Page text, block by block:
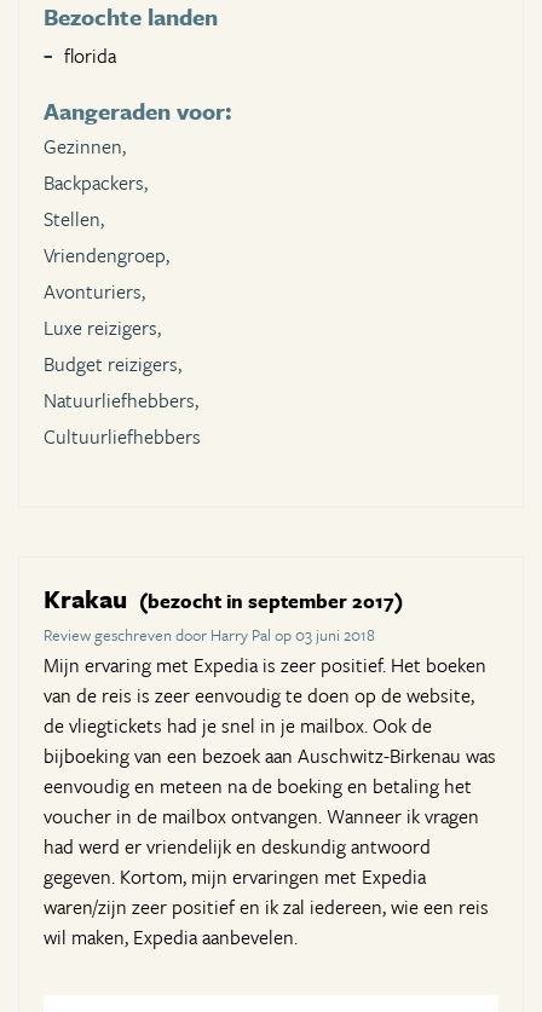
Bezochte landen
florida
Aangeraden voor:
Gezinnen,
Backpackers,
Stellen,
Vriendengroep,
Avonturiers,
Luxe reizigers,
Budget reizigers,
Natuurliefhebbers,
Cultuurliefhebbers
Krakau (bezocht in september 2017)
Review geschreven door Harry Pal op 03 juni 2018
Mijn ervaring met Expedia is zeer positief. Het boeken
van de reis is zeer eenvoudig te doen op de website,
de vliegtickets had je snel in je mailbox. Ook de
bijboeking van een bezoek aan Auschwitz-Birkenau was
eenvoudig en meteen na de boeking en betaling het
voucher in de mailbox ontvangen. Wanneer ik vragen
had werd er vriendelijk en deskundig antwoord
gegeven. Kortom, mijn ervaringen met Expedia
waren/zijn zeer positief en ik zal iedereen, wie een reis
wil maken, Expedia aanbevelen.